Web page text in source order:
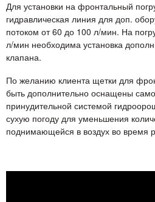
Для установки на фронтальный
гидравлическая линия для доп.
потоком от 60 до 100 л/мин. На
л/мин необходима установка
клапана.
По желанию клиента щетки для
быть дополнительно оснащены
принудительной системой
сухую погоду для уменьшения
поднимающейся в воздух во время